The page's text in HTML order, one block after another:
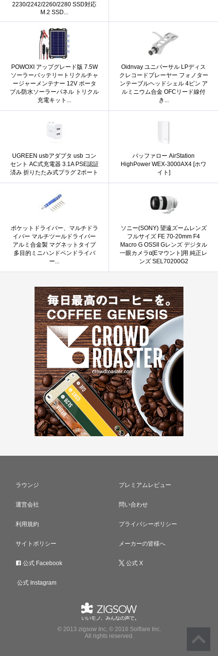
2230/2242/2260/2280 SSD対応
M.2 SSD...
POWOXI アップグレード版 7.5W
ソーラーバッテリートリクルチャ
ージャーメンテナー 12V ポータ
ブル防水ソーラーパネル トリクル
充電キット...
Oidnvay ユニバーサル LPディス
クレコードプレーヤー フォノター
ンテーブルヘッドシェル 4ピン ア
ルミニウム合金 OFCリード線付
き...
UGREEN usbアダプタ usb コン
セント AC式充電器 3.1A PSE認証
済み 折りたたみ式プラグ 2ポート
バッファロー AirStation
HighPower WEX-3000AX4 [ホワ
イト]
ポケットドライバー、マルチドラ
イバー マルチツールドライバー
アルミ合金製 マグネットタイプ
多目的ミニハンドペンドライバ
ー...
ソニー(SONY) 望遠ズームレンズ
フルサイズ FE 70-20mm F4
Macro G OSSII Gレンズ デジタル
一眼カメラα[Eマウント]用 純正レ
ンズ SEL70200G2
ラウンジ プレミアムレビュー
運営会社 問い合わせ
利用規約 プライバシーポリシー
サイトポリシー メーカーの皆様へ
公式 Facebook 公式 X
公式 Instagram
© 2013 zigsow Inc, © 2016 Solflare Inc.
All rights reserved.